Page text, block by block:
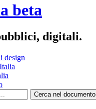
beta
digitali.
design
Cerca nel documento